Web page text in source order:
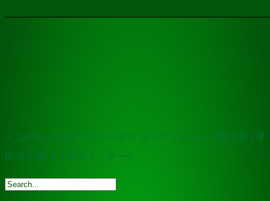
ミコ(Miko)カモマイリラックス タイマッサージ 津田沼店 | 津
田沼 千葉 タイ古式マッサージ